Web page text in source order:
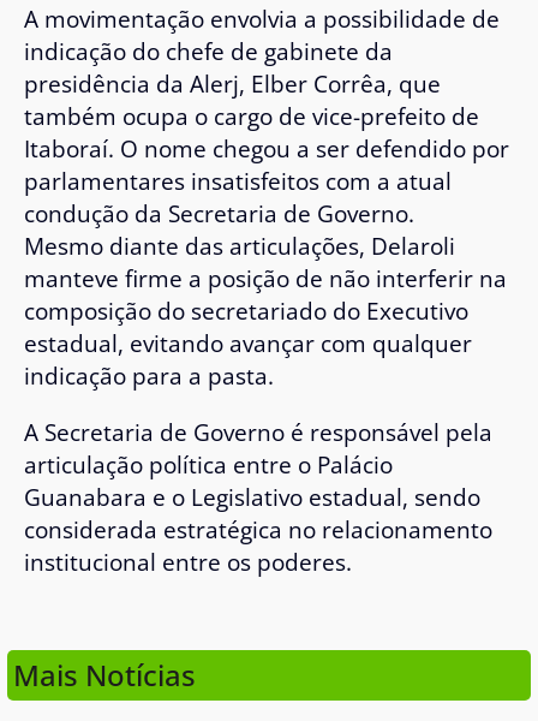
A movimentação envolvia a possibilidade de
indicação do chefe de gabinete da
presidência da Alerj, Elber Corrêa, que
também ocupa o cargo de vice-prefeito de
Itaboraí. O nome chegou a ser defendido por
parlamentares insatisfeitos com a atual
condução da Secretaria de Governo.
Mesmo diante das articulações, Delaroli
manteve firme a posição de não interferir na
composição do secretariado do Executivo
estadual, evitando avançar com qualquer
indicação para a pasta.
A Secretaria de Governo é responsável pela
articulação política entre o Palácio
Guanabara e o Legislativo estadual, sendo
considerada estratégica no relacionamento
institucional entre os poderes.
Mais Notícias